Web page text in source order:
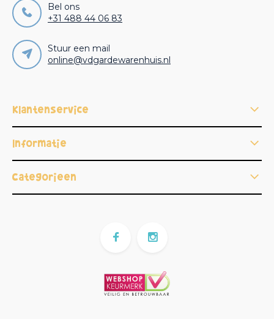
Bel ons
+31 488 44 06 83
Stuur een mail
online@vdgardewarenhuis.nl
Klantenservice
Informatie
Categorieën